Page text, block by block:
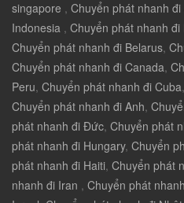
singapore , Chuyển phát nhanh
Indonesia , Chuyển phát nhanh đi
Chuyển phát nhanh đi Belarus,
Chuyển phát nhanh đi Canada,
Peru, Chuyển phát nhanh đi Cuba,
Chuyển phát nhanh đi Anh,
phát nhanh đi Đức, Chuyển phát
phát nhanh đi Hungary, Chuyển
phát nhanh đi Haiti, Chuyển phát
nhanh đi Iran , Chuyển phát